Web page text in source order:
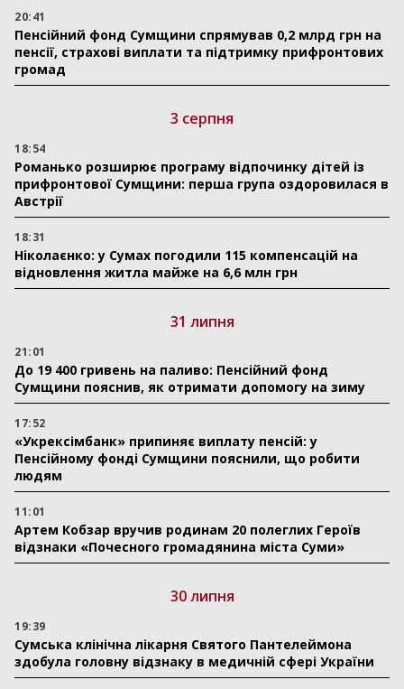
20:41
Пенсійний фонд Сумщини спрямував 0,2 млрд грн на
пенсії, страхові виплати та підтримку прифронтових
громад
3 серпня
18:54
Романько розширює програму відпочинку дітей із
прифронтової Сумщини: перша група оздоровилася в
Австрії
18:31
Ніколаєнко: у Сумах погодили 115 компенсацій на
відновлення житла майже на 6,6 млн грн
31 липня
21:01
До 19 400 гривень на паливо: Пенсійний фонд
Сумщини пояснив, як отримати допомогу на зиму
17:52
«Укрексімбанк» припиняє виплату пенсій: у
Пенсійному фонді Сумщини пояснили, що робити
людям
11:01
Артем Кобзар вручив родинам 20 полеглих Героїв
відзнаки «Почесного громадянина міста Суми»
30 липня
19:39
Сумська клінічна лікарня Святого Пантелеймона
здобула головну відзнаку в медичній сфері України